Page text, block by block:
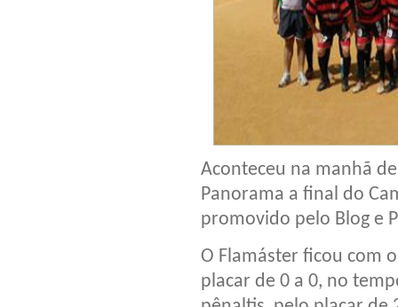
Aconteceu na manhã
Panorama a final do
promovido pelo Blog e
O Flamáster ficou com
placar de 0 a 0, no